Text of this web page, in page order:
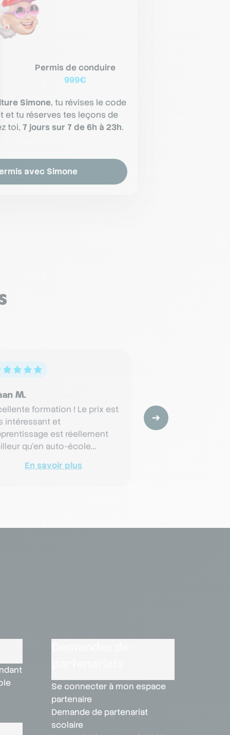
Permis de conduire
999€
Simone, tu révises le code
et tu réserves tes leçons de
toi, 7 jours sur 7 de 6h à 23h.
avec Simone
M.
formation ! Le prix est
intéressant et
est réellement
qu'en auto-école
En savoir plus
Très disponible
Simone vous
Se connecter à mon espace
partenaire
Demande de partenariat
scolaire